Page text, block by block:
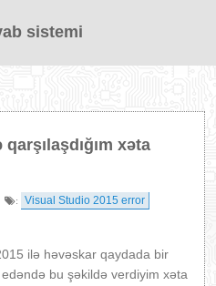
TECHNET TV
MƏQALƏLƏR
PROQRAMLAR
IT LÜĞƏT
sistemi
xəta
: Visual Studio 2015 error
ilə həvəskar qaydada bir
bu şəkildə verdiyim xəta